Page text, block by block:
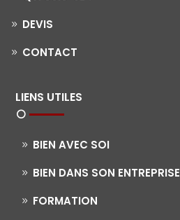
DEVIS
CONTACT
LIENS UTILES
BIEN AVEC SOI
BIEN DANS SON ENTREPRISE
FORMATION